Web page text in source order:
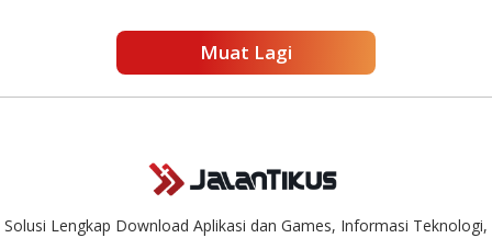
Muat Lagi
Solusi Lengkap Download Aplikasi dan Games, Informasi Teknologi,